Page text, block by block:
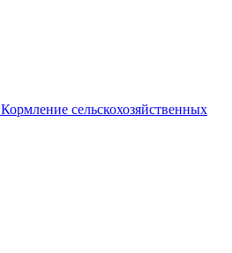
Кормление сельскохозяйственных